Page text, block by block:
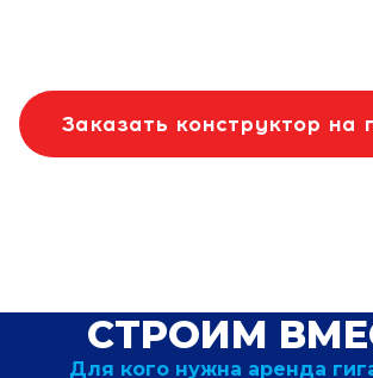
Заказать конструктор на
СТРОИМ
Для кого нужна аренда